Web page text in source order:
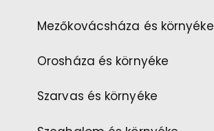
Mezőkovácsháza és környéke
Orosháza és környéke
Szarvas és környéke